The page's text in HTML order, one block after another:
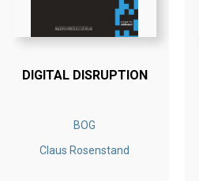
DIGITAL DISRUPTION
BOG
Claus Rosenstand